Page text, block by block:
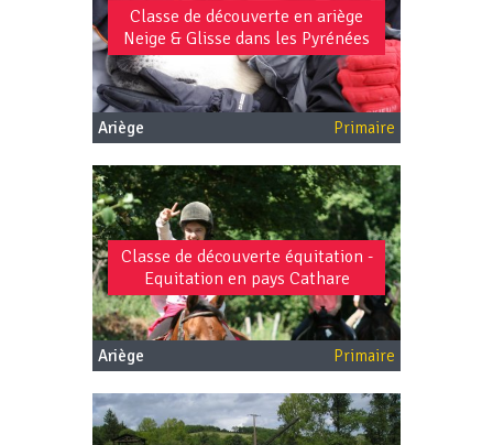
Classe de découverte en ariège
Neige & Glisse dans les Pyrénées
Ariège Primaire
Classe de découverte équitation -
Equitation en pays Cathare
Ariège Primaire